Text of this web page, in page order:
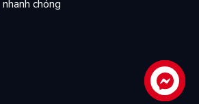
nhanh chóng
Liên hệ